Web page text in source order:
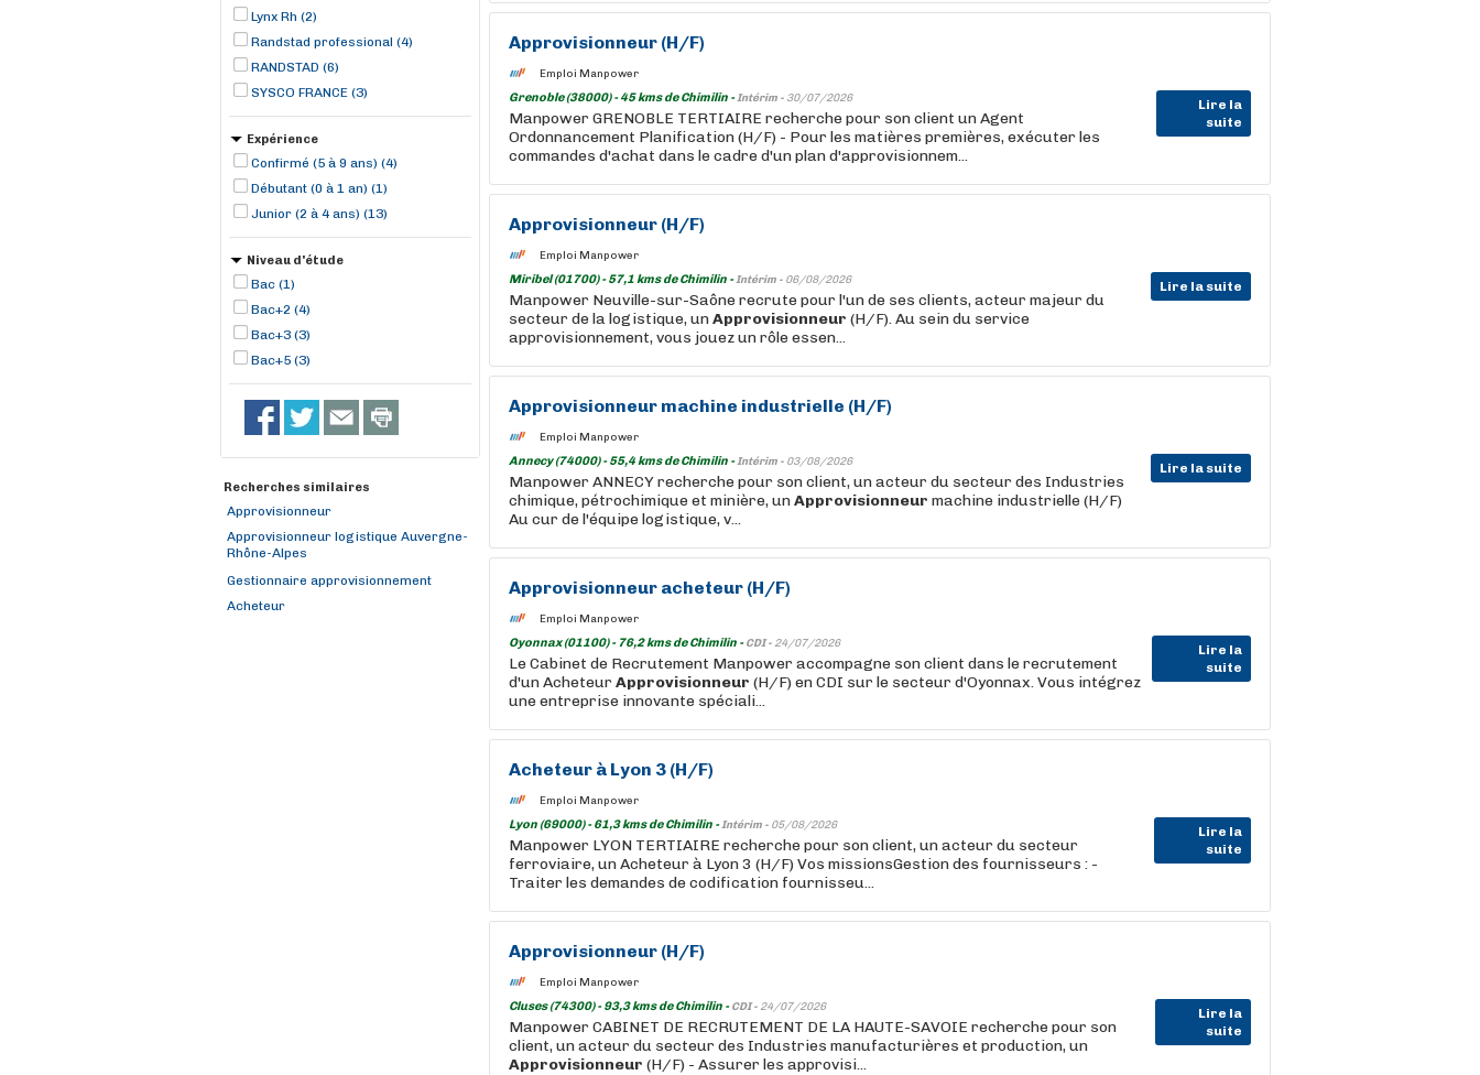
Lynx Rh (2)
Randstad professional (4)
RANDSTAD (6)
SYSCO FRANCE (3)
Expérience
Confirmé (5 à 9 ans) (4)
Débutant (0 à 1 an) (1)
Junior (2 à 4 ans) (13)
Niveau d'étude
Bac (1)
Bac+2 (4)
Bac+3 (3)
Bac+5 (3)
Recherches similaires
Approvisionneur
Approvisionneur logistique Auvergne-
Rhône-Alpes
Gestionnaire approvisionnement
Acheteur
Approvisionneur (H/F)
Emploi Manpower
Grenoble (38000) - 45 kms de Chimilin -Intérim - 30/07/2026
Lire la
suite
Manpower GRENOBLE TERTIAIRE recherche pour son client un Agent
Ordonnancement Planification (H/F) - Pour les matières premières, exécuter les
commandes d'achat dans le cadre d'un plan d'approvisionnem...
Approvisionneur (H/F)
Emploi Manpower
Miribel (01700) - 57,1 kms de Chimilin -Intérim - 06/08/2026 Lire la suite
Manpower Neuville-sur-Saône recrute pour l'un de ses clients, acteur majeur du
secteur de la logistique, unApprovisionneur (H/F). Au sein du service
approvisionnement, vous jouez un rôle essen...
Approvisionneur machine industrielle (H/F)
Emploi Manpower
Annecy (74000) - 55,4 kms de Chimilin -Intérim - 03/08/2026 Lire la suite
Manpower ANNECY recherche pour son client, un acteur du secteur des Industries
chimique, pétrochimique et minière, unApprovisionneur machine industrielle (H/F)
Au cur de l'équipe logistique, v...
Approvisionneur acheteur (H/F)
Emploi Manpower
Oyonnax (01100) - 76,2 kms de Chimilin -CDI - 24/07/2026
Lire la
suite
Le Cabinet de Recrutement Manpower accompagne son client dans le recrutement
d'un Acheteur Approvisionneur (H/F) en CDI sur le secteur d'Oyonnax. Vous intégrez
une entreprise innovante spéciali...
Acheteur à Lyon 3 (H/F)
Emploi Manpower
Lyon (69000) - 61,3 kms de Chimilin -Intérim - 05/08/2026
Lire la
suite
Manpower LYON TERTIAIRE recherche pour son client, un acteur du secteur
ferroviaire, un Acheteur à Lyon 3 (H/F) Vos missionsGestion des fournisseurs : -
Traiter les demandes de codification fournisseu...
Approvisionneur (H/F)
Emploi Manpower
Cluses (74300) - 93,3 kms de Chimilin -CDI - 24/07/2026
Lire la
suite
Manpower CABINET DE RECRUTEMENT DE LA HAUTE-SAVOIE recherche pour son
client, un acteur du secteur des Industries manufacturières et production, un
Approvisionneur (H/F) - Assurer les approvisi...